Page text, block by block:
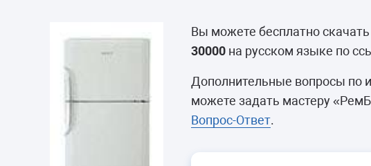
Сушильные машины
Вы можете бесплатно
30000 на русском языке по
Дополнительные вопросы по
можете задать мастеру
Вопрос-Ответ.